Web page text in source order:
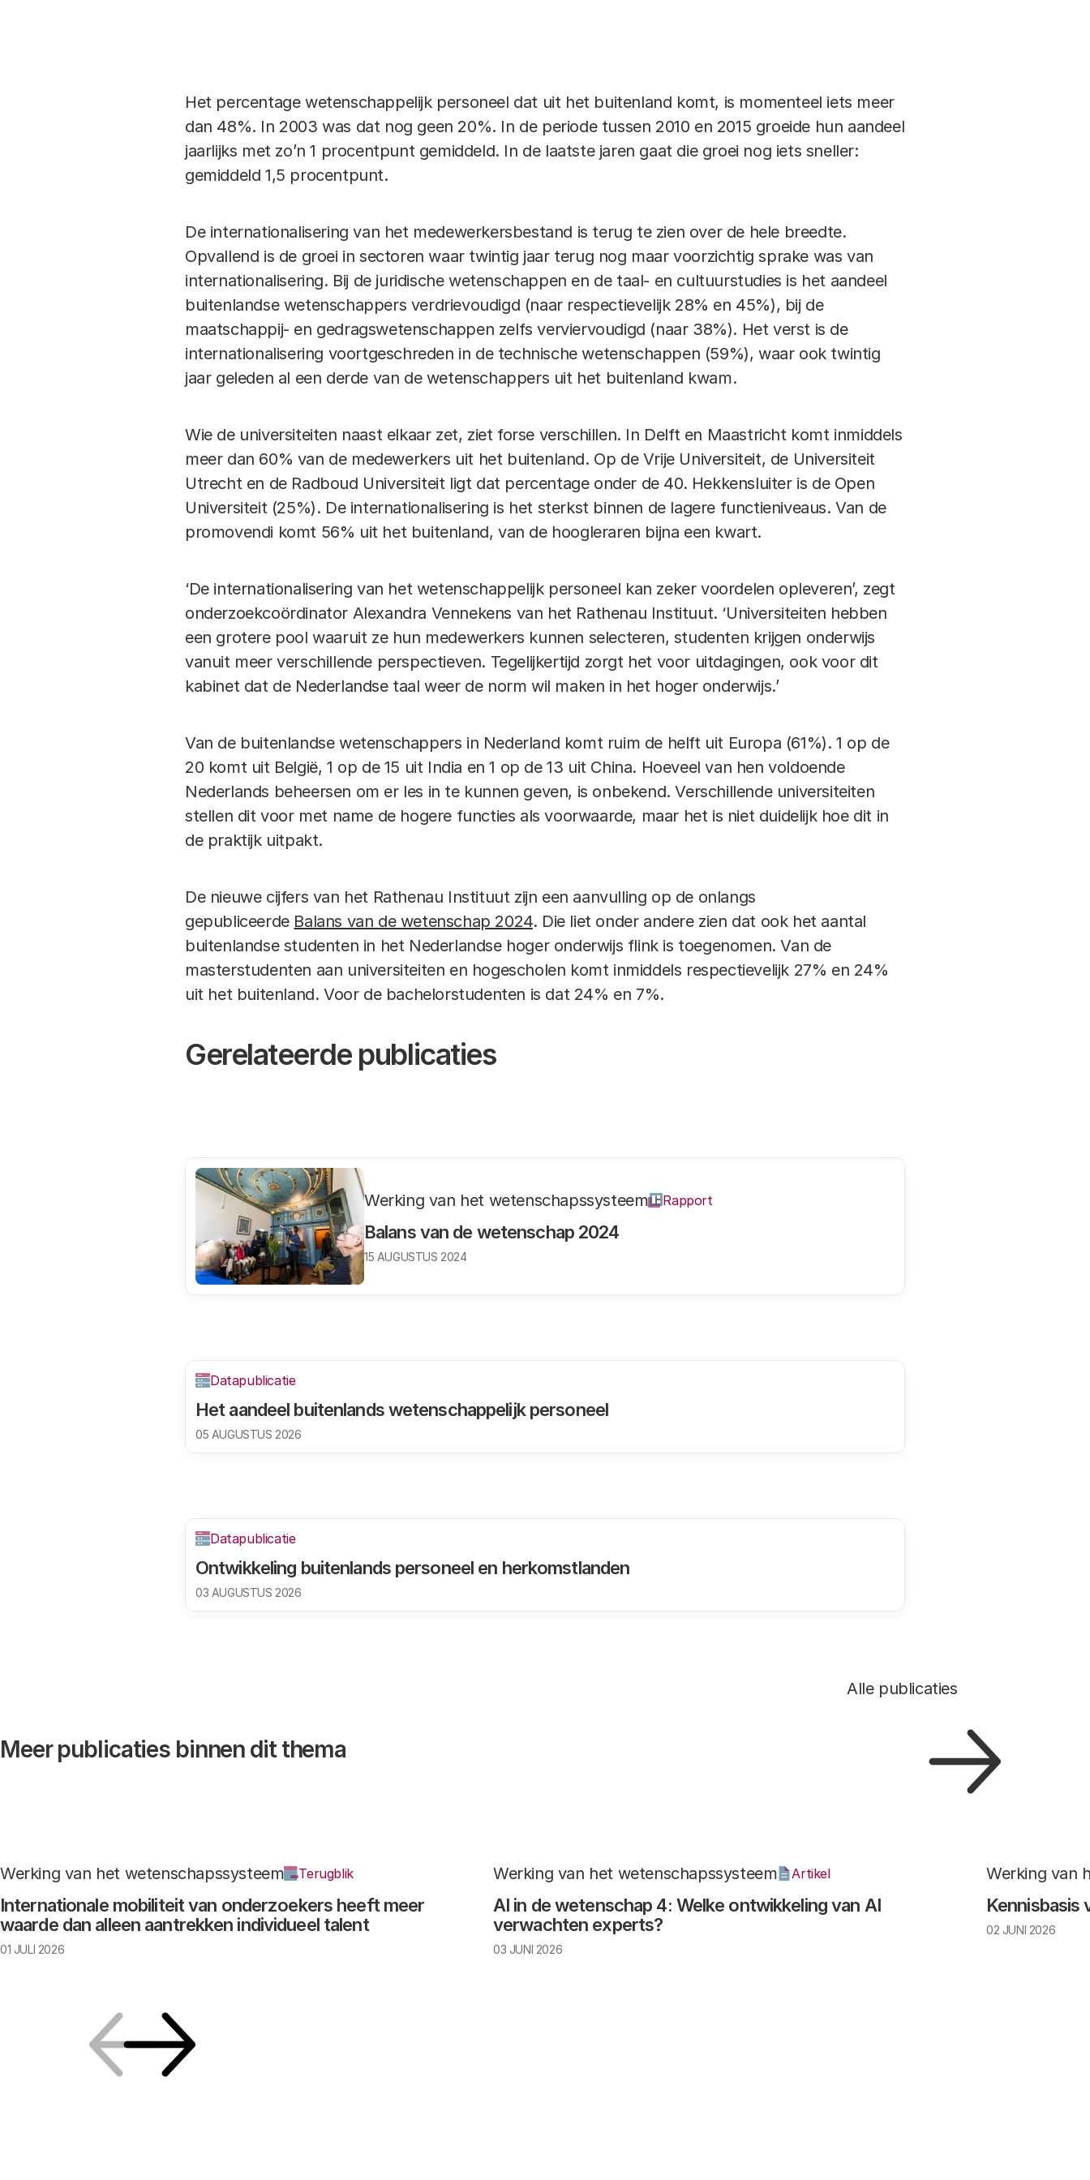
Het percentage wetenschappelijk personeel dat uit het buitenland komt, is momenteel iets meer
dan 48%. In 2003 was dat nog geen 20%. In de periode tussen 2010 en 2015 groeide hun aandeel
jaarlijks met zo’n 1 procentpunt gemiddeld. In de laatste jaren gaat die groei nog iets sneller:
gemiddeld 1,5 procentpunt.
De internationalisering van het medewerkersbestand is terug te zien over de hele breedte.
Opvallend is de groei in sectoren waar twintig jaar terug nog maar voorzichtig sprake was van
internationalisering. Bij de juridische wetenschappen en de taal- en cultuurstudies is het aandeel
buitenlandse wetenschappers verdrievoudigd (naar respectievelijk 28% en 45%), bij de
maatschappij- en gedragswetenschappen zelfs verviervoudigd (naar 38%). Het verst is de
internationalisering voortgeschreden in de technische wetenschappen (59%), waar ook twintig
jaar geleden al een derde van de wetenschappers uit het buitenland kwam.
Wie de universiteiten naast elkaar zet, ziet forse verschillen. In Delft en Maastricht komt inmiddels
meer dan 60% van de medewerkers uit het buitenland. Op de Vrije Universiteit, de Universiteit
Utrecht en de Radboud Universiteit ligt dat percentage onder de 40. Hekkensluiter is de Open
Universiteit (25%). De internationalisering is het sterkst binnen de lagere functieniveaus. Van de
promovendi komt 56% uit het buitenland, van de hoogleraren bijna een kwart.
‘De internationalisering van het wetenschappelijk personeel kan zeker voordelen opleveren’, zegt
onderzoekcoördinator Alexandra Vennekens van het Rathenau Instituut. ‘Universiteiten hebben
een grotere pool waaruit ze hun medewerkers kunnen selecteren, studenten krijgen onderwijs
vanuit meer verschillende perspectieven. Tegelijkertijd zorgt het voor uitdagingen, ook voor dit
kabinet dat de Nederlandse taal weer de norm wil maken in het hoger onderwijs.’
Van de buitenlandse wetenschappers in Nederland komt ruim de helft uit Europa (61%). 1 op de
20 komt uit België, 1 op de 15 uit India en 1 op de 13 uit China. Hoeveel van hen voldoende
Nederlands beheersen om er les in te kunnen geven, is onbekend. Verschillende universiteiten
stellen dit voor met name de hogere functies als voorwaarde, maar het is niet duidelijk hoe dit in
de praktijk uitpakt.
De nieuwe cijfers van het Rathenau Instituut zijn een aanvulling op de onlangs
gepubliceerde Balans van de wetenschap 2024. Die liet onder andere zien dat ook het aantal
buitenlandse studenten in het Nederlandse hoger onderwijs flink is toegenomen. Van de
masterstudenten aan universiteiten en hogescholen komt inmiddels respectievelijk 27% en 24%
uit het buitenland. Voor de bachelorstudenten is dat 24% en 7%.
Gerelateerde publicaties
Balans van de wetenschap 2024
Werking van het wetenschapssysteem Rapport
15 AUGUSTUS 2024
Het aandeel buitenlands wetenschappelijk personeel
Datapublicatie
05 AUGUSTUS 2026
Ontwikkeling buitenlands personeel en herkomstlanden
Datapublicatie
03 AUGUSTUS 2026
Meer publicaties binnen dit thema
Alle publicaties
Internationale mobiliteit van onderzoekers heeft meer
waarde dan alleen aantrekken individueel talent
Werking van het wetenschapssysteem Terugblik
01 JULI 2026
AI in de wetenschap 4: Welke ontwikkeling van AI
verwachten experts?
Werking van het wetenschapssysteem Artikel
03 JUNI 2026
Kennisbasis
Werking van
02 JUNI 2026